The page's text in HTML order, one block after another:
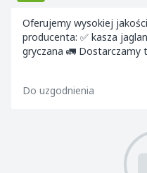
Oferujemy wysokiej
producenta: ✅ kasza
gryczana 🚛 Dostarczamy
Do uzgodnienia